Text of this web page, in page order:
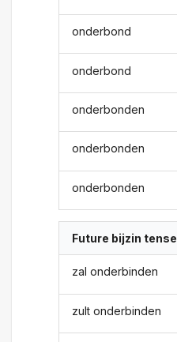
onderbond
onderbond
onderbonden
onderbonden
onderbonden
Future bijzin tense
zal onderbinden
zult onderbinden